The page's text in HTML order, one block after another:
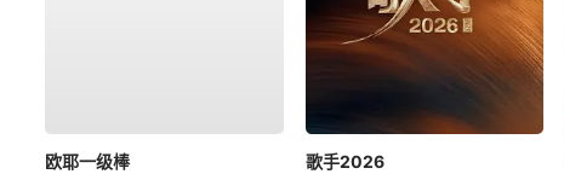
欧耶一级棒
歌手2026